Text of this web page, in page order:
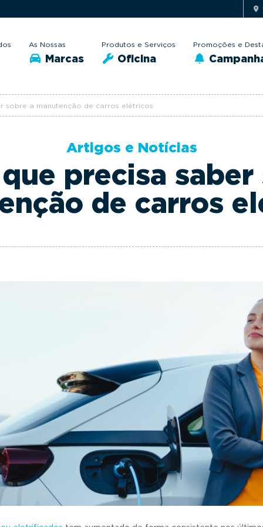
As Nossas
Marcas
Produtos e Serviços
Oficina
Promoções e
sobre a manutenção de carros elétricos
precisa saber
de carros
Artigos e Notícias